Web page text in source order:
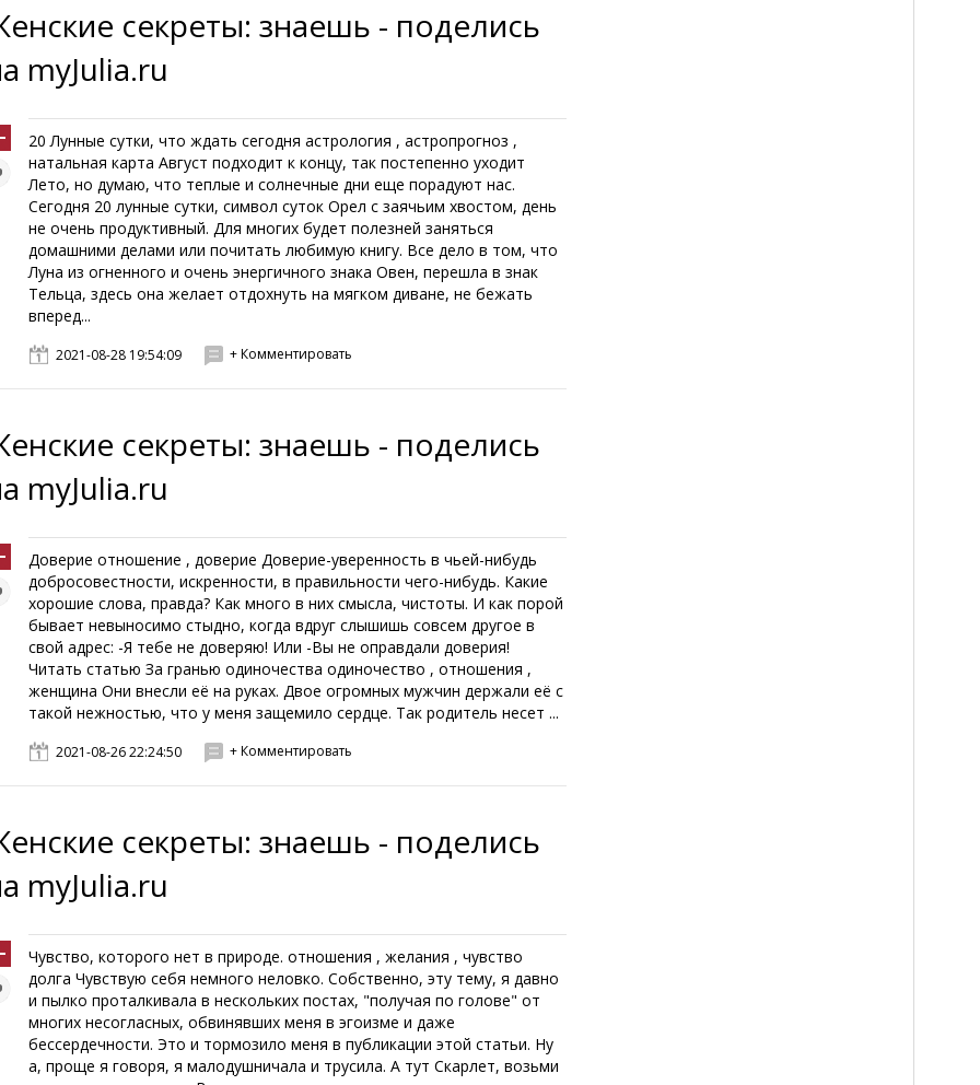
секреты: знаешь - поделись
myJulia.ru
20 Лунные сутки, что ждать сегодня астрология , астропрогноз ,
натальная карта Август подходит к концу, так постепенно уходит
Лето, но думаю, что теплые и солнечные дни еще порадуют нас.
Сегодня 20 лунные сутки, символ суток Орел с заячьим хвостом, день
не очень продуктивный. Для многих будет полезней заняться
домашними делами или почитать любимую книгу. Все дело в том, что
Луна из огненного и очень энергичного знака Овен, перешла в знак
Тельца, здесь она желает отдохнуть на мягком диване, не бежать
вперед...
2021-08-28 19:54:09 + Комментировать
секреты: знаешь - поделись
myJulia.ru
Доверие отношение , доверие Доверие-уверенность в чьей-нибудь
добросовестности, искренности, в правильности чего-нибудь. Какие
хорошие слова, правда? Как много в них смысла, чистоты. И как порой
бывает невыносимо стыдно, когда вдруг слышишь совсем другое в
свой адрес: -Я тебе не доверяю! Или -Вы не оправдали доверия!
Читать статью За гранью одиночества одиночество , отношения ,
женщина Они внесли её на руках. Двое огромных мужчин держали её с
такой нежностью, что у меня защемило сердце. Так родитель несет ...
2021-08-26 22:24:50 + Комментировать
секреты: знаешь - поделись
myJulia.ru
Чувство, которого нет в природе. отношения , желания , чувство
долга Чувствую себя немного неловко. Собственно, эту тему, я давно
и пылко проталкивала в нескольких постах, "получая по голове" от
многих несогласных, обвинявших меня в эгоизме и даже
бессердечности. Это и тормозило меня в публикации этой статьи. Ну
а, проще я говоря, я малодушничала и трусила. А тут Скарлет, возьми